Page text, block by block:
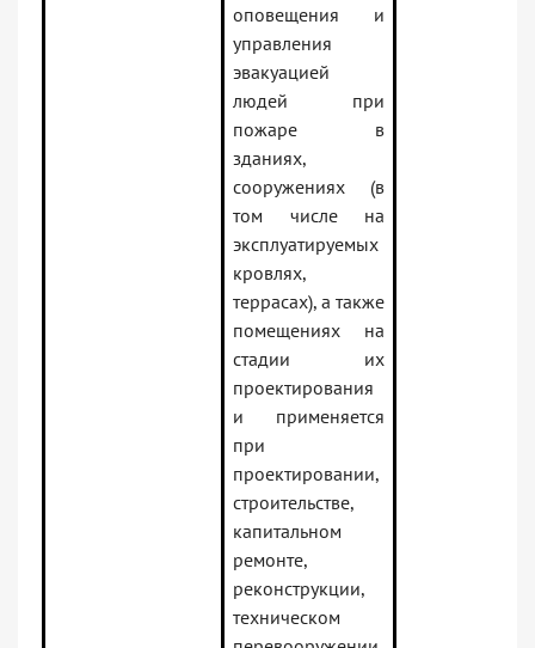
оповещения и
управления
эвакуацией
людей при
пожаре в
зданиях,
сооружениях (в
том числе на
эксплуатируемых
кровлях,
террасах), а также
помещениях на
стадии их
проектирования
и применяется
при
проектировании,
строительстве,
капитальном
ремонте,
реконструкции,
техническом